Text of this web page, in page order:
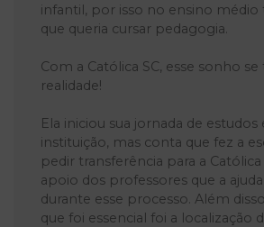
infantil, por isso no ensino médio
que queria cursar pedagogia.
Com a Católica SC, esse sonho
realidade!
Ela iniciou sua jornada de
instituição, mas conta que fez a
pedir transferência para a
apoio dos professores que a
durante esse processo. Além
que foi essencial foi a localização